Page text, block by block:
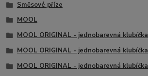
Směsové příze
MOOL
MOOL ORIGINAL - jednobarevná klubíčka
MOOL ORIGINAL - jednobarevná klubíčka
MOOL ORIGINAL - jednobarevná klubíčka